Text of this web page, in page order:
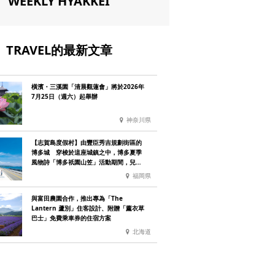
TRAVEL的最新文章
橫濱・三溪園「清晨觀蓮會」將於2026年
7月25日（週六）起舉辦
神奈川県
【志賀島度假村】由豐臣秀吉規劃街區的
博多城 穿梭於這座城鎮之中，博多夏季
風物詩「博多祇園山笠」活動期間，兒童
福岡県
與富田農園合作，推出專為「The
Lantern 蘆別」住客設計、附贈「薰衣草
巴士」免費乘車券的住宿方案
北海道